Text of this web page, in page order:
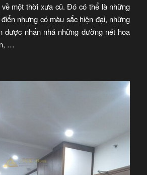
một thời xưa cũ. Đó có thể là những
nhưng có màu sắc hiện đại, những
được nhấn nhá những đường nét hoa
…